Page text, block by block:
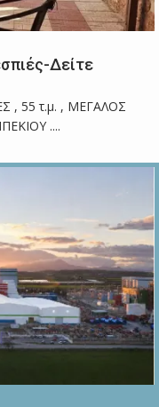
Δείτε
, 55 τ.μ. , ΜΕΓΑΛΟΣ
....